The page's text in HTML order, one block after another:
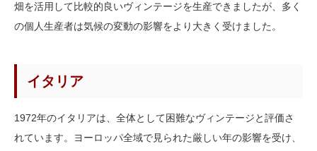
畑を活用して比較的良いヴィンテージを生産できましたが、多く
の個人生産者は気候の変動の影響をより大きく受けました。
イタリア
1972年のイタリアは、全体として困難なヴィンテージと評価さ
れています。ヨーロッパ全域で見られた厳しい年の影響を受け、